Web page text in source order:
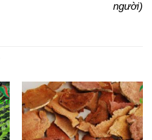
người)